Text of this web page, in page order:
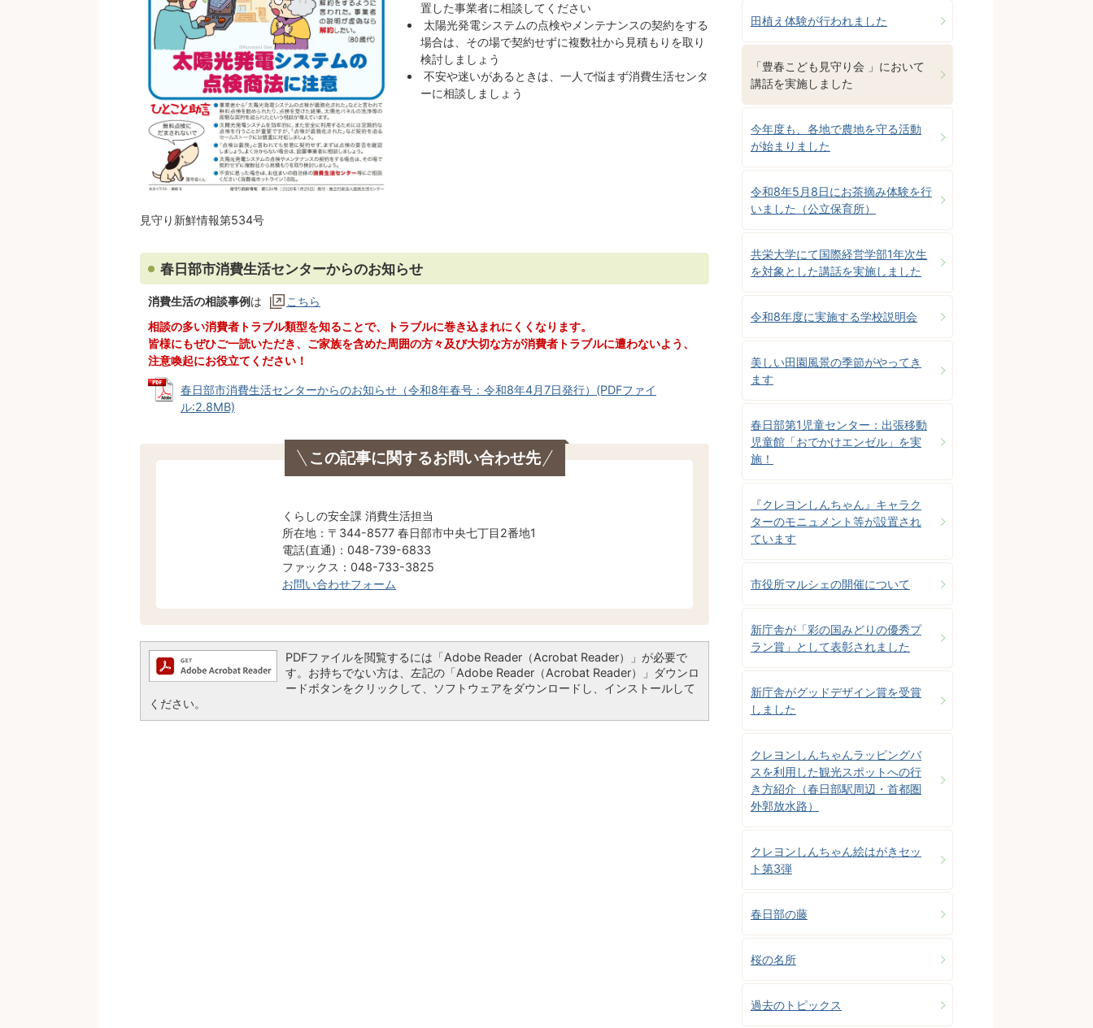
見守り新鮮情報第534号
置した事業者に相談してください
太陽光発電システムの点検やメンテナンスの契約をする
場合は、その場で契約せずに複数社から見積もりを取り
検討しましょう
不安や迷いがあるときは、一人で悩まず消費生活センタ
ーに相談しましょう
春日部市消費生活センターからのお知らせ
消費生活の相談事例は
こちら
相談の多い消費者トラブル類型を知ることで、トラブルに巻き込まれにくくなります。
皆様にもぜひご一読いただき、ご家族を含めた周囲の方々及び大切な方が消費者トラブルに遭わないよう、
注意喚起にお役立てください！
春日部市消費生活センターからのお知らせ（令和8年春号：令和8年4月7日発行）(PDFファイ
ル:2.8MB)
この記事に関するお問い合わせ先
くらしの安全課 消費生活担当
所在地：〒344-8577 春日部市中央七丁目2番地1
電話(直通)：048-739-6833
ファックス：048-733-3825
お問い合わせフォーム
PDFファイルを閲覧するには「Adobe Reader（Acrobat Reader）」が必要で
す。お持ちでない方は、左記の「Adobe Reader（Acrobat Reader）」ダウンロ
ードボタンをクリックして、ソフトウェアをダウンロードし、インストールして
ください。
田植え体験が行われました
「豊春こども見守り会 」において
講話を実施しました
今年度も、各地で農地を守る活動
が始まりました
令和8年5月8日にお茶摘み体験を行
いました（公立保育所）
共栄大学にて国際経営学部1年次生
を対象とした講話を実施しました
令和8年度に実施する学校説明会
美しい田園風景の季節がやってき
ます
春日部第1児童センター：出張移動
児童館「おでかけエンゼル」を実
施！
『クレヨンしんちゃん』キャラク
ターのモニュメント等が設置され
ています
市役所マルシェの開催について
新庁舎が「彩の国みどりの優秀プ
ラン賞」として表彰されました
新庁舎がグッドデザイン賞を受賞
しました
クレヨンしんちゃんラッピングバ
スを利用した観光スポットへの行
き方紹介（春日部駅周辺・首都圏
外郭放水路）
クレヨンしんちゃん絵はがきセッ
ト第3弾
春日部の藤
桜の名所
過去のトピックス